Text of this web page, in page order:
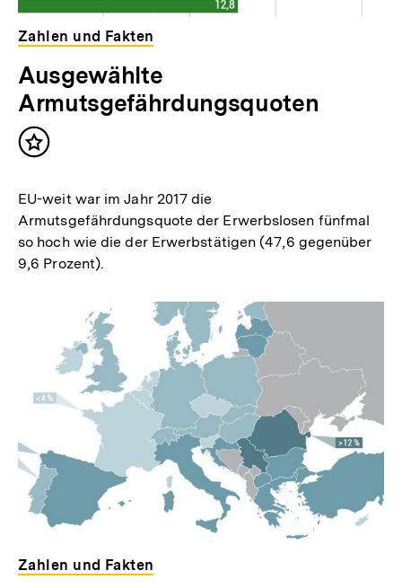
Zahlen und Fakten
Ausgewählte
Armutsgefährdungsquoten
Inhalt
EU-weit war im Jahr 2017 die
Armutsgefährdungsquote der Erwerbslosen fünfmal
so hoch wie die der Erwerbstätigen (47,6 gegenüber
9,6 Prozent).
Zahlen und Fakten